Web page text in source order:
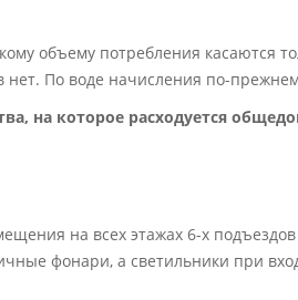
объему потребления касаются
По воде начисления по-
на которое расходуется
на всех этажах 6-х подъездов
фонари, а светильники при